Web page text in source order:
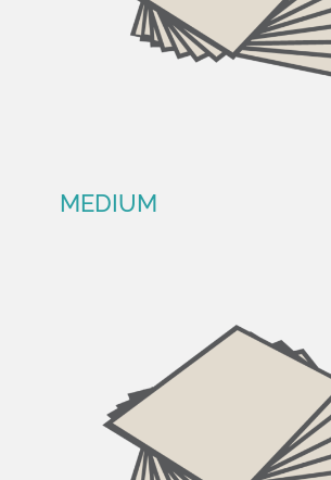
MEDIUM